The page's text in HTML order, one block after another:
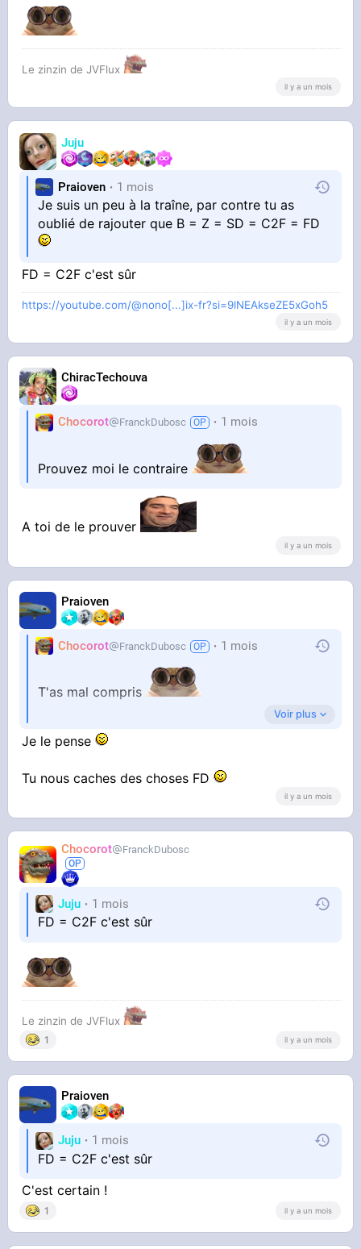
Le zinzin de JVFlux
il y a un mois
Juju
Praioven 1 mois
Je suis un peu à la traîne, par contre tu as
oublié de rajouter que B = Z = SD = C2F = FD
FD = C2F c'est sûr
https://youtube.com/@nono[...]ix-fr?si=9lNEAkseZE5xGoh5
il y a un mois
ChiracTechouva
Chocorot FranckDubosc 1 mois
Prouvez moi le contraire
A toi de le prouver
il y a un mois
Praioven
Chocorot FranckDubosc 1 mois
T'as mal compris
Voir plus
Je le pense
Tu nous caches des choses FD
il y a un mois
Chocorot FranckDubosc
Juju 1 mois
FD = C2F c'est sûr
Le zinzin de JVFlux
1 il y a un mois
Praioven
Juju 1 mois
FD = C2F c'est sûr
C'est certain !
1 il y a un mois